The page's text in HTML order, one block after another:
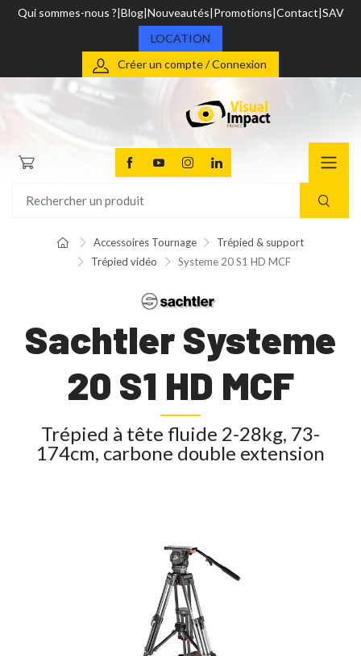
Qui sommes-nous ? Blog Nouveautés Promotions Contact SAV
LOCATION
Créer un compte / Connexion
Accessoires Tournage
Trépied & support
Trépied vidéo
Systeme 20 S1 HD MCF
Sachtler Systeme
20 S1 HD MCF
Trépied à tête fluide 2-28kg, 73-
174cm, carbone double extension